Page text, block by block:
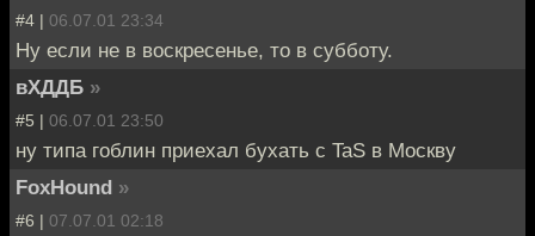
#4 | 06.07.01 23:34
Ну если не в воскресенье, то в субботу.
вХДДБ »
#5 | 06.07.01 23:50
ну типа гоблин приехал бухать с TaS в Москву
FoxHound »
#6 | 07.07.01 02:18